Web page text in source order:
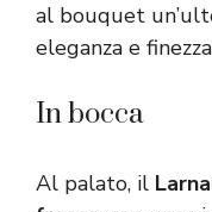
al bouquet
eleganza e
In bocca
Al palato, il